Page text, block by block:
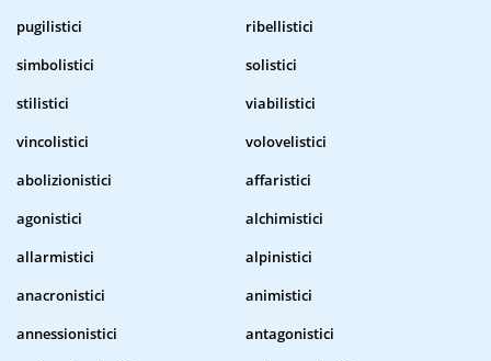
pugilistici
ribellistici
simbolistici
solistici
stilistici
viabilistici
vincolistici
volovelistici
abolizionistici
affaristici
agonistici
alchimistici
allarmistici
alpinistici
anacronistici
animistici
annessionistici
antagonistici